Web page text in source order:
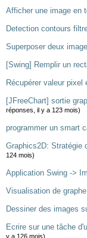
Afficher une image en
Detection contours
Superposer deux
[Swing] Remplir un
Récupérer valeur pixel
[JFreeChart] sortie
réponses, il y a 123 mois)
programmer un smart
Graphics2D: Stratégie
124 mois)
Application Swing ->
Visualisation de
Dessiner des images
Ecrire sur une tâche
y a 126 mois)